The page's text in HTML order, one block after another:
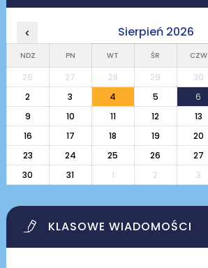
‹ Sierpień 2026
NDZ PN WT ŚR CZW
26 27 28 29 30
2
3 4 5 6
9
10 11 12 13
16
17 18 19 20
23
24 25 26 27
30
31 1 2 3
KLASOWE WIADOMOŚCI